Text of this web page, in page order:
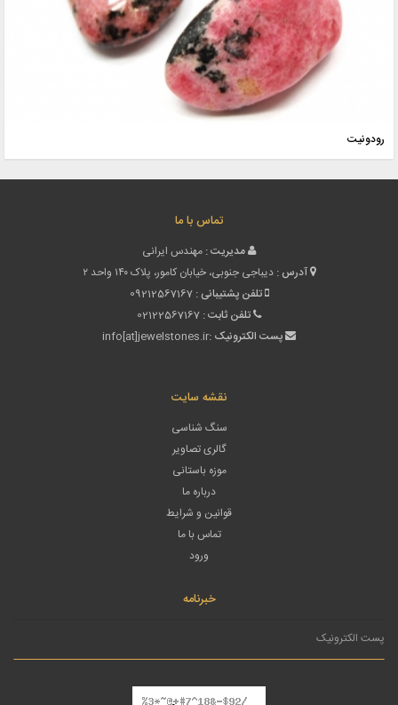
رودونیت
تماس با ما
مدیریت : مهندس ایرانی
آدرس : دیباجی جنوبی، خیابان کامور، پلاک ۱۴۰ واحد ۲
تلفن پشتیبانی : 09212567167
تلفن ثابت : 02122567167
پست الکترونیک :info[at]jewelstones.ir
نقشه سایت
سنگ شناسی
گالری تصاویر
موزه باستانی
درباره ما
قوانین و شرایط
تماس با ما
ورود
خبرنامه